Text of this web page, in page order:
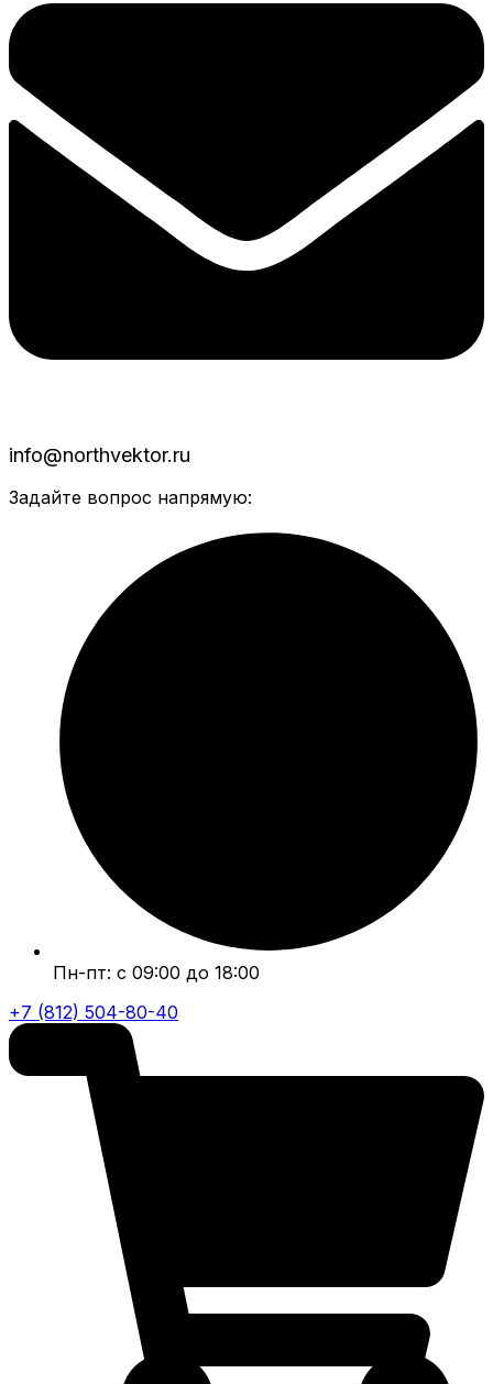
info@northvektor.ru
Задайте вопрос напрямую:
Пн-пт: с 09:00 до 18:00
+7 (812) 504-80-40